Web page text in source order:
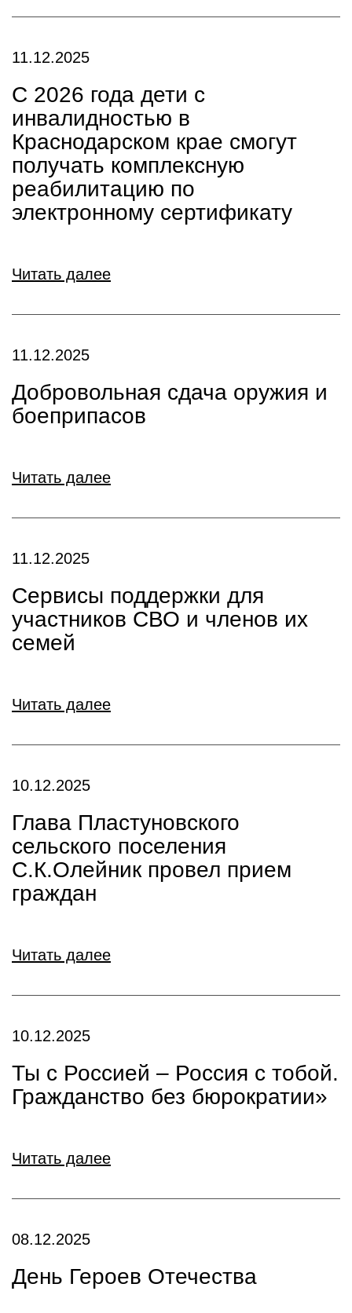
11.12.2025
С 2026 года дети с
инвалидностью в
Краснодарском крае смогут
получать комплексную
реабилитацию по
электронному сертификату
Читать далее
11.12.2025
Добровольная сдача оружия и
боеприпасов
Читать далее
11.12.2025
Сервисы поддержки для
участников СВО и членов их
семей
Читать далее
10.12.2025
Глава Пластуновского
сельского поселения
С.К.Олейник провел прием
граждан
Читать далее
10.12.2025
Ты с Россией – Россия с тобой.
Гражданство без бюрократии»
Читать далее
08.12.2025
День Героев Отечества